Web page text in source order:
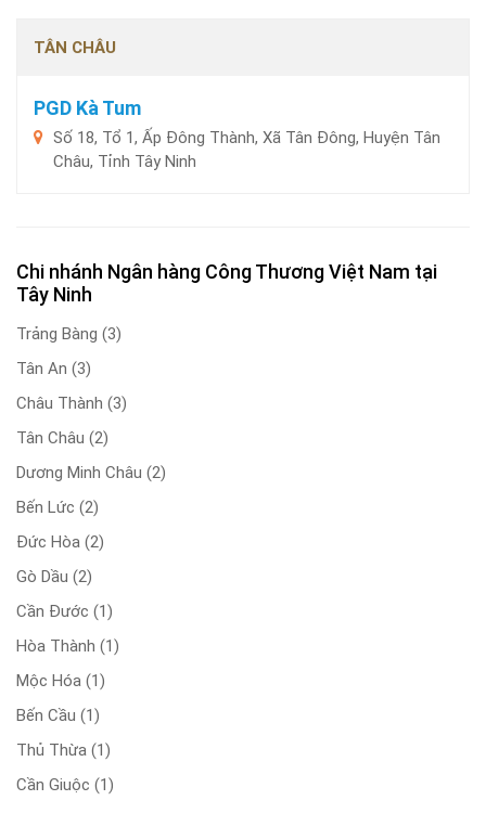
TÂN CHÂU
PGD Kà Tum
Số 18, Tổ 1, Ấp Đông Thành, Xã Tân Đông, Huyện Tân
Châu, Tỉnh Tây Ninh
Chi nhánh Ngân hàng Công Thương Việt Nam tại
Tây Ninh
Trảng Bàng (3)
Tân An (3)
Châu Thành (3)
Tân Châu (2)
Dương Minh Châu (2)
Bến Lức (2)
Đức Hòa (2)
Gò Dầu (2)
Cần Đước (1)
Hòa Thành (1)
Mộc Hóa (1)
Bến Cầu (1)
Thủ Thừa (1)
Cần Giuộc (1)